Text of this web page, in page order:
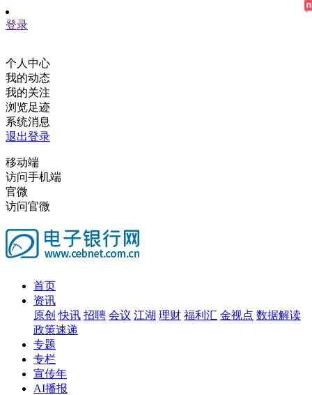
登录
个人中心
我的动态
我的关注
浏览足迹
系统消息
退出登录
移动端
访问手机端
官微
访问官微
首页
资讯
原创 快讯 招聘 会议 江湖 理财 福利汇 金视点 数据解读
政策速递
专题
专栏
宣传年
AI播报